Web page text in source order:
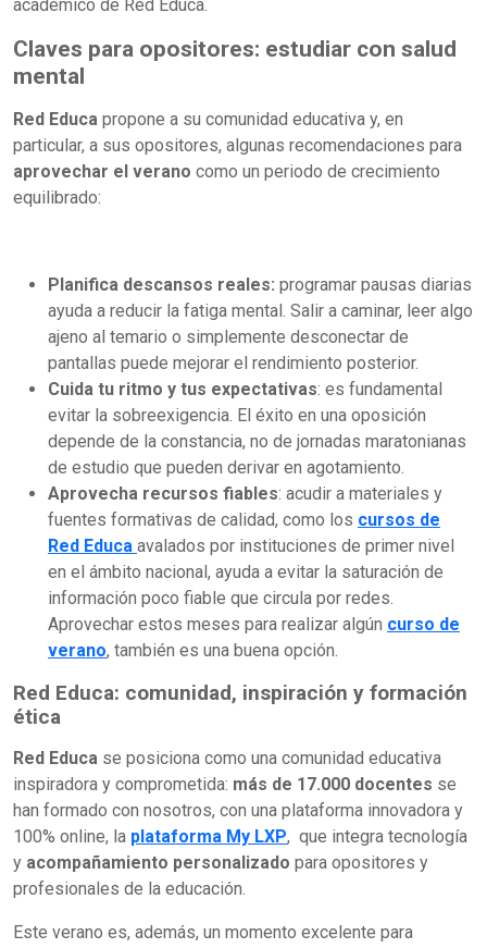
académico de Red Educa.
Claves para opositores: estudiar con salud
mental
Red Educa propone a su comunidad educativa y, en
particular, a sus opositores, algunas recomendaciones para
aprovechar el verano como un periodo de crecimiento
equilibrado:
Planifica descansos reales: programar pausas diarias
ayuda a reducir la fatiga mental. Salir a caminar, leer algo
ajeno al temario o simplemente desconectar de
pantallas puede mejorar el rendimiento posterior.
Cuida tu ritmo y tus expectativas: es fundamental
evitar la sobreexigencia. El éxito en una oposición
depende de la constancia, no de jornadas maratonianas
de estudio que pueden derivar en agotamiento.
Aprovecha recursos fiables: acudir a materiales y
fuentes formativas de calidad, como los cursos de
Red Educa avalados por instituciones de primer nivel
en el ámbito nacional, ayuda a evitar la saturación de
información poco fiable que circula por redes.
Aprovechar estos meses para realizar algún curso de
verano, también es una buena opción.
Red Educa: comunidad, inspiración y formación
ética
Red Educa se posiciona como una comunidad educativa
inspiradora y comprometida: más de 17.000 docentes se
han formado con nosotros, con una plataforma innovadora y
100% online, la plataforma My LXP, que integra tecnología
y acompañamiento personalizado para opositores y
profesionales de la educación.
Este verano es, además, un momento excelente para